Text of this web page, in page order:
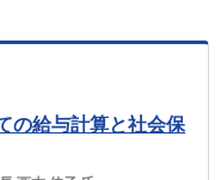
の給与計算と社会保